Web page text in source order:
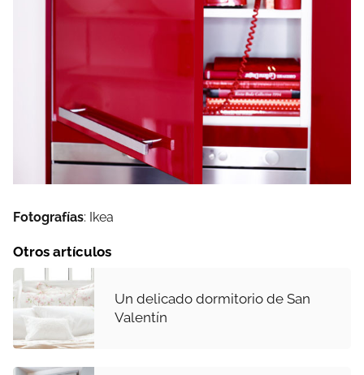
Fotografías: Ikea
Otros artículos
Un delicado dormitorio de San
Valentín